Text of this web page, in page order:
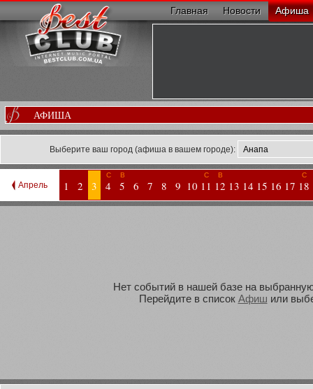
Главная Новости Афиша
АФИША
Выберите ваш город (афиша в вашем городе):
Апрель 1 2 3
С
4
В
5 6 7 8 9 10
С
11
В
12 13 14 15 16 17
С
18
Нет событий в нашей базе на
Перейдите в список Афиш или